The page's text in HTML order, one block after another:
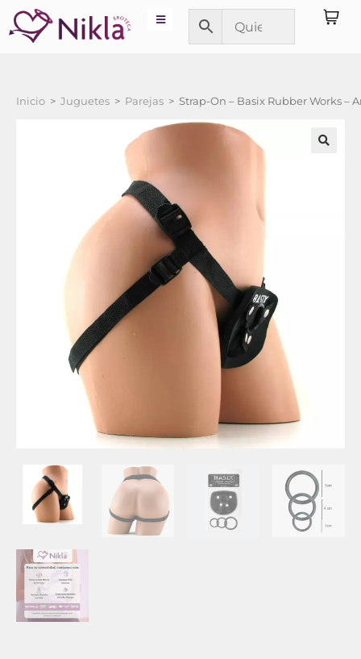
Inicio > Juguetes > Parejas > Strap-On – Basix Rubber Works –